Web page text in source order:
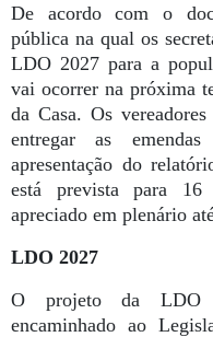
De acordo com o
pública na qual os
LDO 2027 para a
vai ocorrer na próxima
da Casa. Os
entregar as
apresentação do
está prevista para
apreciado em plenário
LDO 2027
O projeto da
encaminhado ao